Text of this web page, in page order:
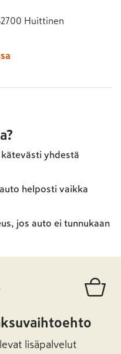
Huittinen
yhdestä
helposti vaikka
jos auto ei tunnukaan
lisäpalvelut